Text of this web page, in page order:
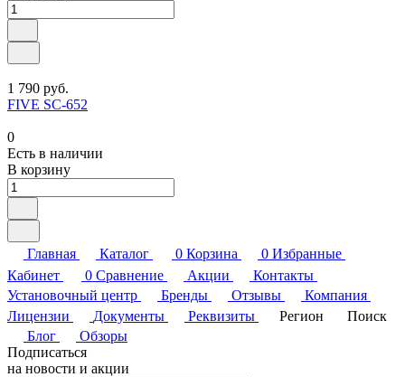
1 790 руб.
FIVE SC-652
0
Есть в наличии
В корзину
Главная Каталог 0 Корзина 0 Избранные
Кабинет
0 Сравнение Акции
Контакты
Установочный центр
Бренды Отзывы
Компания
Лицензии
Документы Реквизиты Регион
Поиск
Блог
Обзоры
Подписаться
на новости и акции